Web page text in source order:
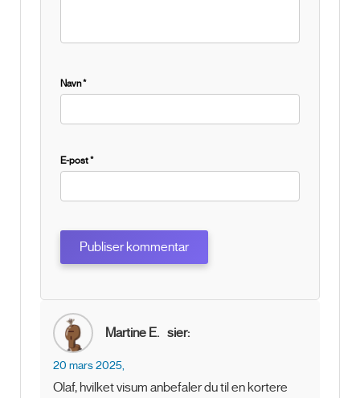
Martine E. sier:
20 mars 2025,
Olaf, hvilket visum anbefaler du til en kortere
Navn*
E-post*